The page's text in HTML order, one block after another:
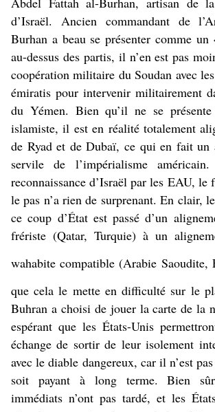
d’Israël. Ancien commandant de
Burhan a beau se présenter comme
au-dessus des partis, il n’en est pas
coopération militaire du Soudan avec
émiratis pour intervenir militairement
du Yémen. Bien qu’il ne se
islamiste, il est en réalité totalement
de Ryad et de Dubaï, ce qui en fait un
servile de l’impérialisme
reconnaissance d’Israël par les EAU, le
le pas n’a rien de surprenant. En clair,
ce coup d’État est passé d’un
frériste (Qatar, Turquie) à un
wahabite compatible (Arabie Saoudite,
que cela le mette en difficulté sur le
Buhran a choisi de jouer la carte de la
espérant que les États-Unis
échange de sortir de leur isolement
avec le diable dangereux, car il n’est
soit payant à long terme. Bien
immédiats n’ont pas tardé, et les